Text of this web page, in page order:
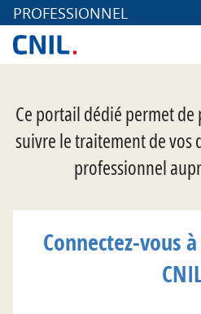
PROFESSIONNEL
Ce portail dédié permet
suivre le traitement de vos
professionnel
Connectez-vous
*